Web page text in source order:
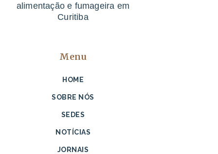
alimentação e fumageira em
Curitiba
Menu
HOME
SOBRE NÓS
SEDES
NOTÍCIAS
JORNAIS